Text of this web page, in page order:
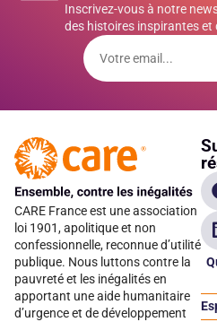
Inscrivez-vous à notre
des histoires inspirantes et
CARE France est une association
loi 1901, apolitique et non
confessionnelle, reconnue d’utilité
publique. Nous luttons contre la
pauvreté et les inégalités en
apportant une aide humanitaire
d’urgence et de développement